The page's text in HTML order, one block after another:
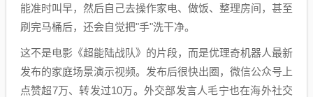
能准时叫早，然后自己去操作家电、做饭、整理房间，甚至
刷完马桶后，还会自觉把"手"洗干净。
这不是电影《超能陆战队》的片段，而是优理奇机器人最新
发布的家庭场景演示视频。发布后很快出圈，微信公众号上
点赞超7万、转发过10万。外交部发言人毛宁也在海外社交